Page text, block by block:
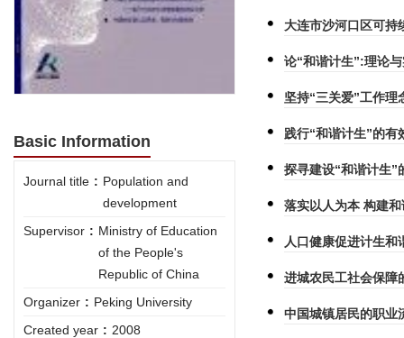
Basic Information
Journal title : Population and
development
Supervisor : Ministry of Education
of the People's
Republic of China
Organizer : Peking University
Created year : 2008
大连市沙河口区可持
论“和谐计生”:理论
坚持“三关爱”工作理
践行“和谐计生”的有
探寻建设“和谐计生”
落实以人为本 构建
人口健康促进计生和
进城农民工社会保障
中国城镇居民的职